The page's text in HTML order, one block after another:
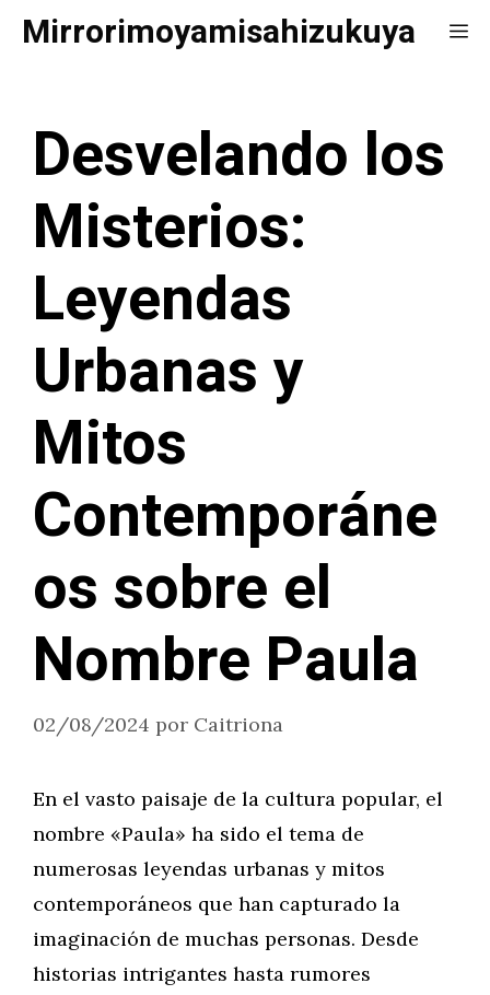
Saltar
Mirrorimoyamisahizukuya
Desvelando los
Misterios:
Leyendas
Urbanas y
Mitos
Contemporáne
os sobre el
Nombre Paula
02/08/2024 por Caitriona
En el vasto paisaje de la cultura popular, el
nombre «Paula» ha sido el tema de
numerosas leyendas urbanas y mitos
contemporáneos que han capturado la
imaginación de muchas personas. Desde
historias intrigantes hasta rumores